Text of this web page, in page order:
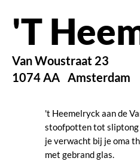
'T
Van Woustraat 23
1074 AA Amsterdam
't Heemelryck aan de
stoofpotten tot sliptong
je verwacht bij je oma
met gebrand glas.